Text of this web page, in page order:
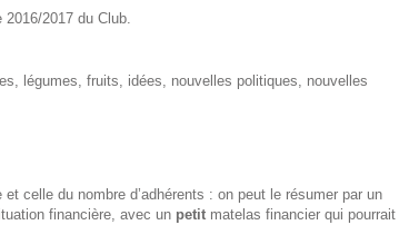
2016/2017 du Club.
légumes, fruits, idées, nouvelles politiques, nouvelles
celle du nombre d’adhérents : on peut le résumer par un
financière, avec un petit matelas financier qui pourrait